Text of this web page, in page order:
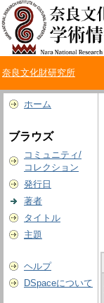
奈良文化財研究所
ホーム
ブラウズ
コミュニティ/
コレクション
発行日
著者
タイトル
主題
ヘルプ
DSpaceについて